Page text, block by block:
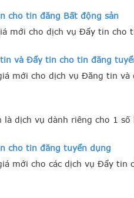
cho tin đăng Bất động sản
mới cho dịch vụ Đẩy tin cho
và Đẩy tin cho tin đăng
mới cho dịch vụ Đăng tin
dịch vụ dành riêng cho 1 số
cho tin đăng tuyển dụng
mới cho các dịch vụ Đẩy